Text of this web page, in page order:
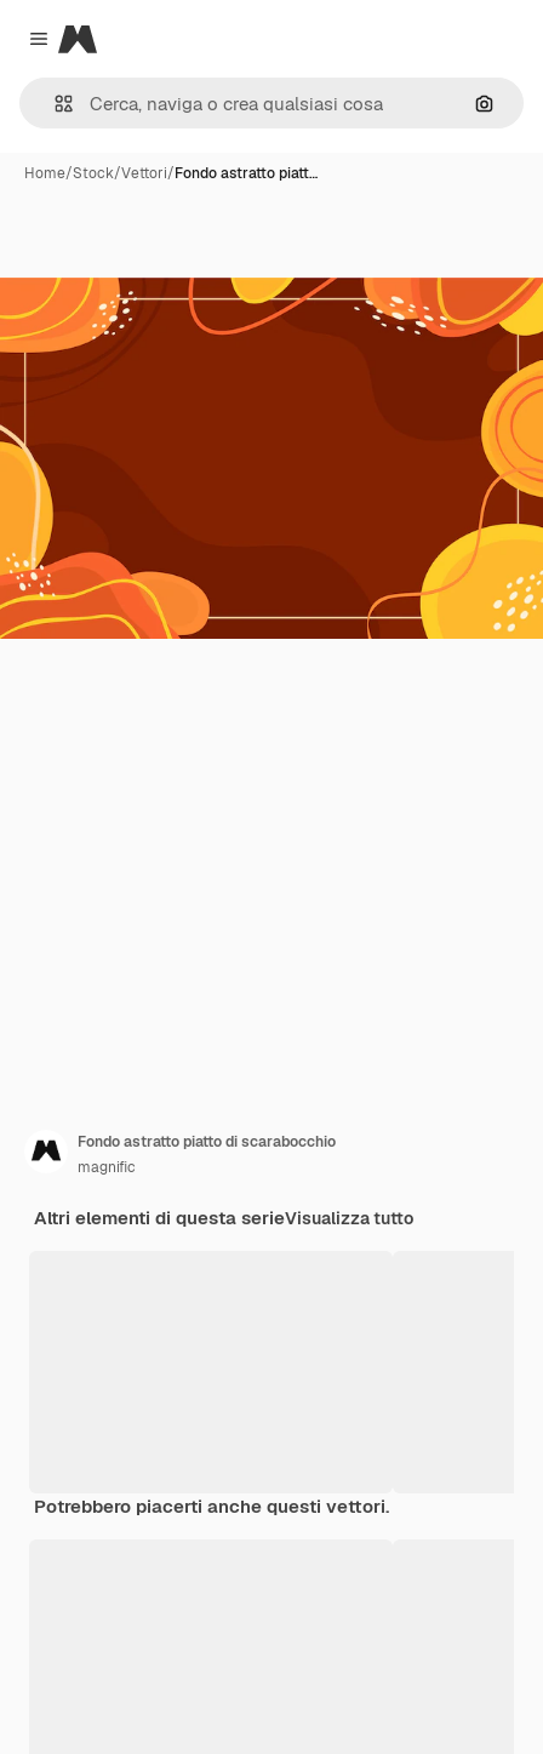
Close menu
Magnific
Cerca
Home/Stock/Vettori/Fondo astratto piatt…
Fondo astratto piatto di scarabocchio
magnific
Altri elementi di questa serieVisualizza tutto
Potrebbero piacerti anche questi vettori.